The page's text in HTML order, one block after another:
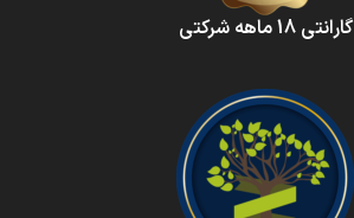
گارانتی 18 ماهه شرکتی